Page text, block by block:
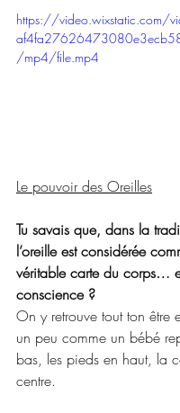
https://video.wixstatic.com/
/mp4/file.mp4
Le pouvoir des Oreilles
Tu savais que, dans la
l’oreille est considérée
véritable carte du corps…
conscience ?
On y retrouve tout ton être
un peu comme un bébé
bas, les pieds en haut, la
centre.